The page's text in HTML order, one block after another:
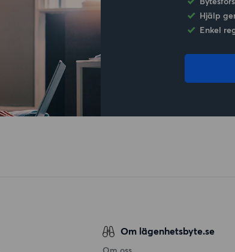
Hjälp
Enkel
Om lägenhetsbyte.se